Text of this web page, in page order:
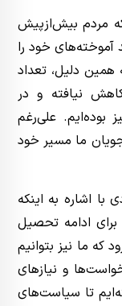
مردم بیش‌ازپیش
آموخته‌های خود را
همین دلیل، تعداد
نیافته و در
بوده‌ایم. علی‌رغم
ما مسیر خود
با اشاره به اینکه
ادامه تحصیل
که ما نیز بتوانیم
و نیازهای
تا سیاست‌های